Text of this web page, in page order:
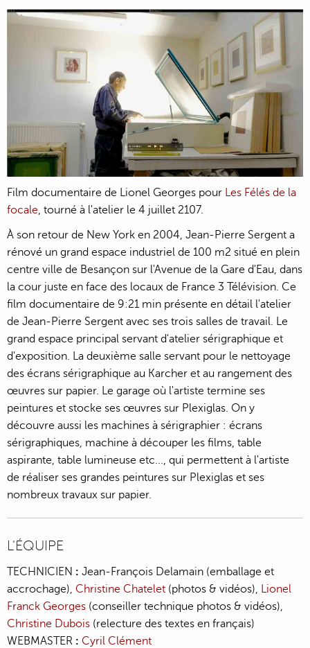
Film documentaire de Lionel Georges pour Les Félés de la
focale, tourné à l'atelier le 4 juillet 2107.
À son retour de New York en 2004, Jean-Pierre Sergent a
rénové un grand espace industriel de 100 m2 situé en plein
centre ville de Besançon sur l'Avenue de la Gare d'Eau, dans
la cour juste en face des locaux de France 3 Télévision. Ce
film documentaire de 9:21 min présente en détail l'atelier
de Jean-Pierre Sergent avec ses trois salles de travail. Le
grand espace principal servant d'atelier sérigraphique et
d'exposition. La deuxième salle servant pour le nettoyage
des écrans sérigraphique au Karcher et au rangement des
œuvres sur papier. Le garage où l'artiste termine ses
peintures et stocke ses œuvres sur Plexiglas. On y
découvre aussi les machines à sérigraphier : écrans
sérigraphiques, machine à découper les films, table
aspirante, table lumineuse etc..., qui permettent à l'artiste
de réaliser ses grandes peintures sur Plexiglas et ses
nombreux travaux sur papier.
L'ÉQUIPE
TECHNICIEN : Jean-François Delamain (emballage et
accrochage), Christine Chatelet (photos & vidéos), Lionel
Franck Georges (conseiller technique photos & vidéos),
Christine Dubois (relecture des textes en français)
WEBMASTER : Cyril Clément